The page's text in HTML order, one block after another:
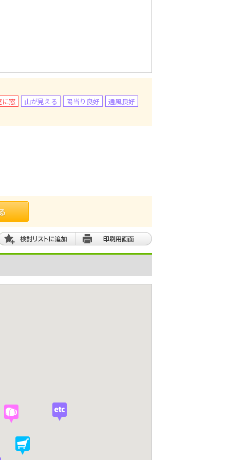
に窓 山が見える 陽当り良好
通風良好